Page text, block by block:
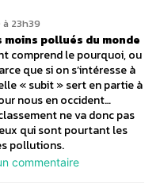
23h39
moins pollués du monde
comprend le pourquoi, ou
que si on s’intéresse à
« subit » sert en partie à
nous en occident…
ne va donc pas
qui sont pourtant les
pollutions.
commentaire